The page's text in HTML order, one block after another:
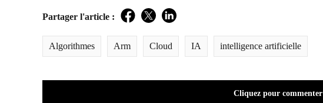
Partager l'article : Facebook
TwitterLinkedIn
Algorithmes Arm Cloud IA intelligence artificielle
Cliquez pour commenter